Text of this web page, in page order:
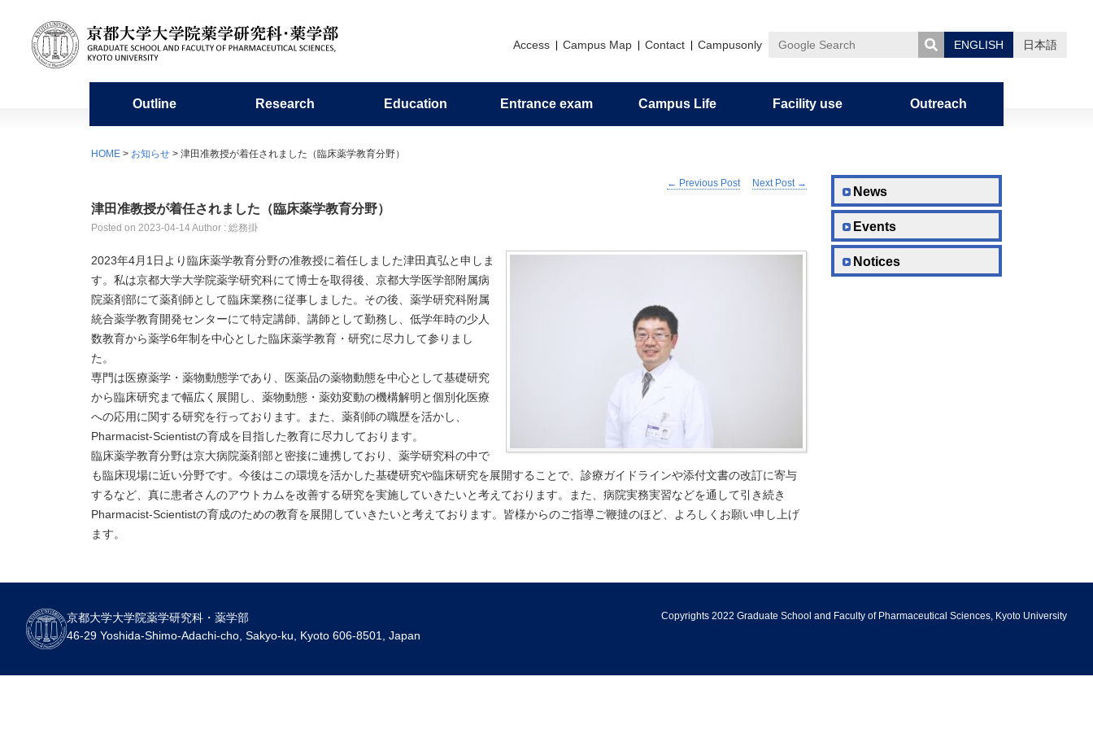
Google
ENGLISH 日本語
Access Campus Map Contact Campusonly
Outline
Organization
Publication
Philosophy and Objectives of Human
Admission Policy
Graduate School Curriculum
Policy/Diploma Policy
Research
Research organization
Collaboration with Other Departments
Research Centers
Invitation to Pharmaceutical Sciences
Education
Undergraduate education
Pharmaceutical Sciences
Entrance exam
Admission requirements
Information on Graduate School
Undergraduate Career Information Graduate Career Information
Campus Life
For Students / Alumni
Group Teacher System
Sports Competitions
Campus Life Support Information
Facility use
Facilities
Microanalysis
Plants
Notification of Overseas Travel
Outreach
Miscellaneous
HOME > お知らせ > 津田准教授が着任されました（臨床薬学教育分野）
← Previous Post Next Post →
津田准教授が着任されました（臨床薬学教育分野）
Posted on 2023-04-14Author : 総務掛
2023年4月1日より臨床薬学教育分野の准教授に着任しました津田真弘と申しま
す。私は京都大学大学院薬学研究科にて博士を取得後、京都大学医学部附属病
院薬剤部にて薬剤師として臨床業務に従事しました。その後、薬学研究科附属
統合薬学教育開発センターにて特定講師、講師として勤務し、低学年時の少人
数教育から薬学6年制を中心とした臨床薬学教育・研究に尽力して参りまし
た。
専門は医療薬学・薬物動態学であり、医薬品の薬物動態を中心として基礎研究
から臨床研究まで幅広く展開し、薬物動態・薬効変動の機構解明と個別化医療
への応用に関する研究を行っております。また、薬剤師の職歴を活かし、
Pharmacist-Scientistの育成を目指した教育に尽力しております。
臨床薬学教育分野は京大病院薬剤部と密接に連携しており、薬学研究科の中で
も臨床現場に近い分野です。今後はこの環境を活かした基礎研究や臨床研究を展開することで、診療ガイドラインや添付文書の改訂に寄与
するなど、真に患者さんのアウトカムを改善する研究を実施していきたいと考えております。また、病院実務実習などを通して引き続き
Pharmacist-Scientistの育成のための教育を展開していきたいと考えております。皆様からのご指導ご鞭撻のほど、よろしくお願い申し上げ
ます。
News
Events
Notices
京都大学大学院薬学研究科・薬学部
46-29 Yoshida-Shimo-Adachi-cho, Sakyo-ku, Kyoto 606-8501, Japan
Copyrights 2022 Graduate School and Faculty of Pharmaceutical Sciences, Kyoto University